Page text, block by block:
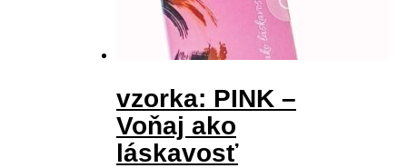
vzorka: PINK –
Voňaj ako
láskavosť